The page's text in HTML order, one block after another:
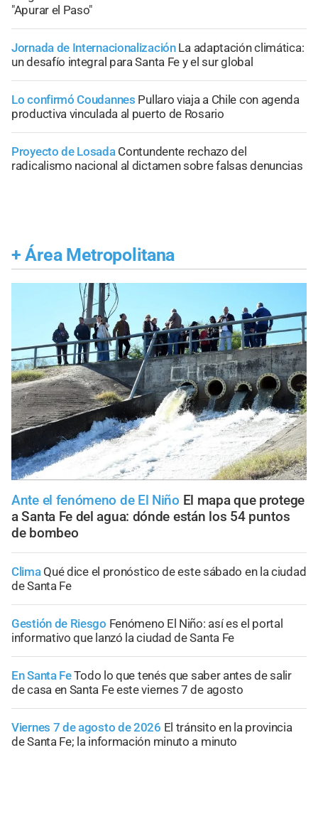
"Apurar el Paso"
Jornada de Internacionalización La adaptación climática:
un desafío integral para Santa Fe y el sur global
Lo confirmó Coudannes Pullaro viaja a Chile con agenda
productiva vinculada al puerto de Rosario
Proyecto de Losada Contundente rechazo del
radicalismo nacional al dictamen sobre falsas denuncias
+ Área Metropolitana
Ante el fenómeno de El Niño El mapa que protege
a Santa Fe del agua: dónde están los 54 puntos
de bombeo
Clima Qué dice el pronóstico de este sábado en la ciudad
de Santa Fe
Gestión de Riesgo Fenómeno El Niño: así es el portal
informativo que lanzó la ciudad de Santa Fe
En Santa FeTodo lo que tenés que saber antes de salir
de casa en Santa Fe este viernes 7 de agosto
Viernes 7 de agosto de 2026 El tránsito en la provincia
de Santa Fe; la información minuto a minuto